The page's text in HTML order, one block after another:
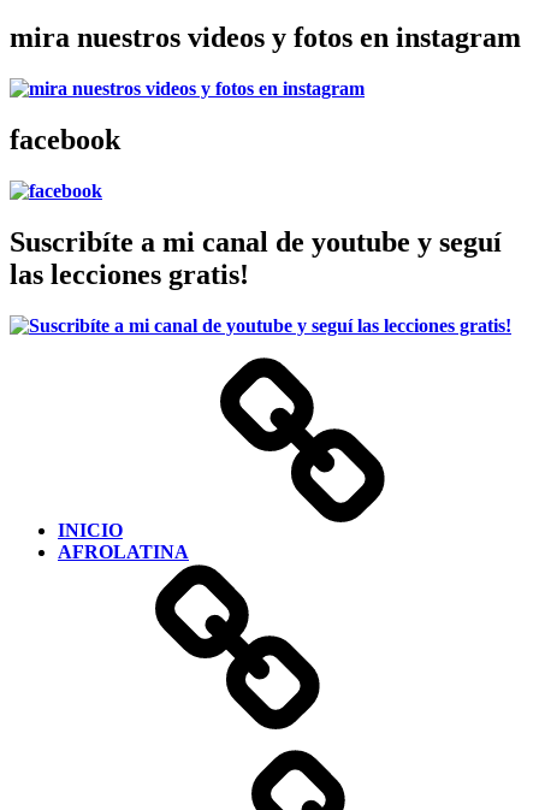
mira nuestros videos y fotos en instagram
facebook
Suscribíte a mi canal de youtube y seguí
las lecciones gratis!
INICIO
AFROLATINA